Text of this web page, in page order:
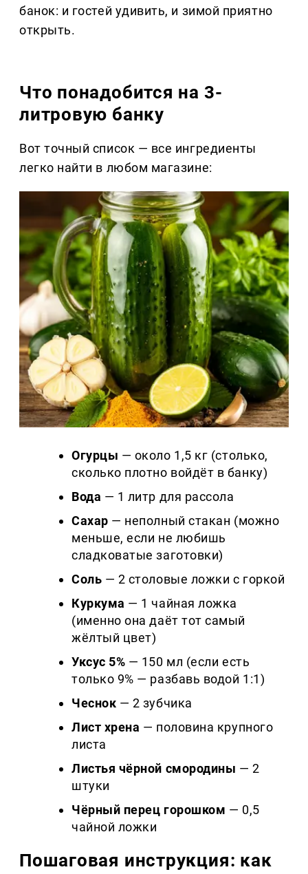
банок: и гостей удивить, и зимой приятно
открыть.
Что понадобится на 3-
литровую банку
Вот точный список — все ингредиенты
легко найти в любом магазине:
Огурцы — около 1,5 кг (столько,
сколько плотно войдёт в банку)
Вода — 1 литр для рассола
Сахар — неполный стакан (можно
меньше, если не любишь
сладковатые заготовки)
Соль — 2 столовые ложки с горкой
Куркума — 1 чайная ложка
(именно она даёт тот самый
жёлтый цвет)
Уксус 5% — 150 мл (если есть
только 9% — разбавь водой 1:1)
Чеснок — 2 зубчика
Лист хрена — половина крупного
листа
Листья чёрной смородины — 2
штуки
Чёрный перец горошком — 0,5
чайной ложки
Пошаговая инструкция: как